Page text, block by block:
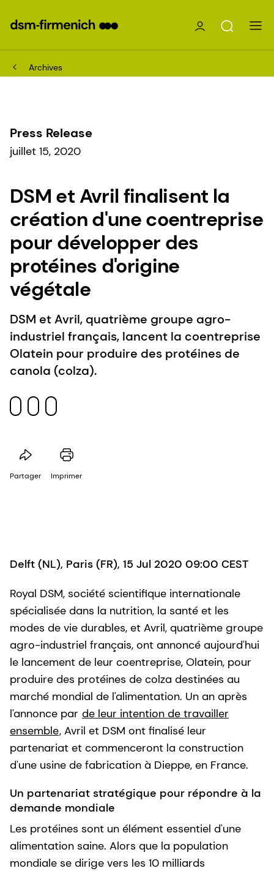
Archives
Press Release
juillet 15, 2020
DSM et Avril finalisent la
création d'une coentreprise
pour développer des
protéines d'origine
végétale
DSM et Avril, quatrième groupe agro-
industriel français, lancent la coentreprise
Olatein pour produire des protéines de
canola (colza).
Partager Imprimer
Delft (NL), Paris (FR), 15 Jul 2020 09:00 CEST
Royal DSM, société scientifique internationale
spécialisée dans la nutrition, la santé et les
modes de vie durables, et Avril, quatrième groupe
agro-industriel français, ont annoncé aujourd'hui
le lancement de leur coentreprise, Olatein, pour
produire des protéines de colza destinées au
marché mondial de l'alimentation. Un an après
l'annonce par de leur intention de travailler
ensemble, Avril et DSM ont finalisé leur
partenariat et commenceront la construction
d'une usine de fabrication à Dieppe, en France.
Un partenariat stratégique pour répondre à la
demande mondiale
Les protéines sont un élément essentiel d'une
alimentation saine. Alors que la population
mondiale se dirige vers les 10 milliards